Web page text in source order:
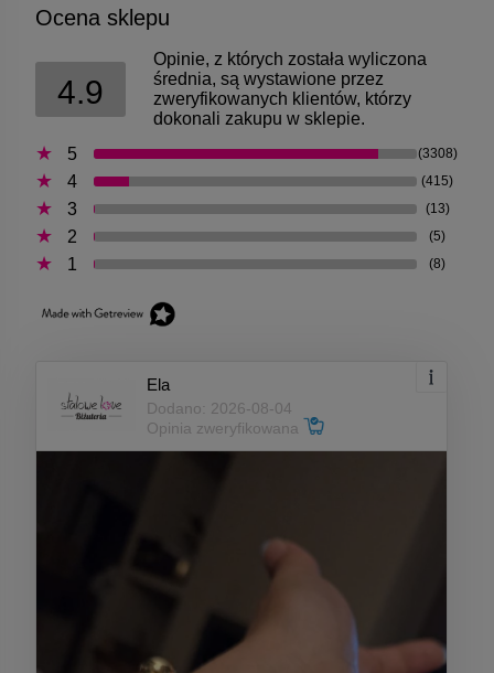
Ocena sklepu
4.9
Opinie, z których została wyliczona
średnia, są wystawione przez
zweryfikowanych klientów, którzy
dokonali zakupu w sklepie.
5
(3308)
4 (415)
3 (13)
2 (5)
1 (8)
Ela
Dodano: 2026-08-04
Opinia zweryfikowana